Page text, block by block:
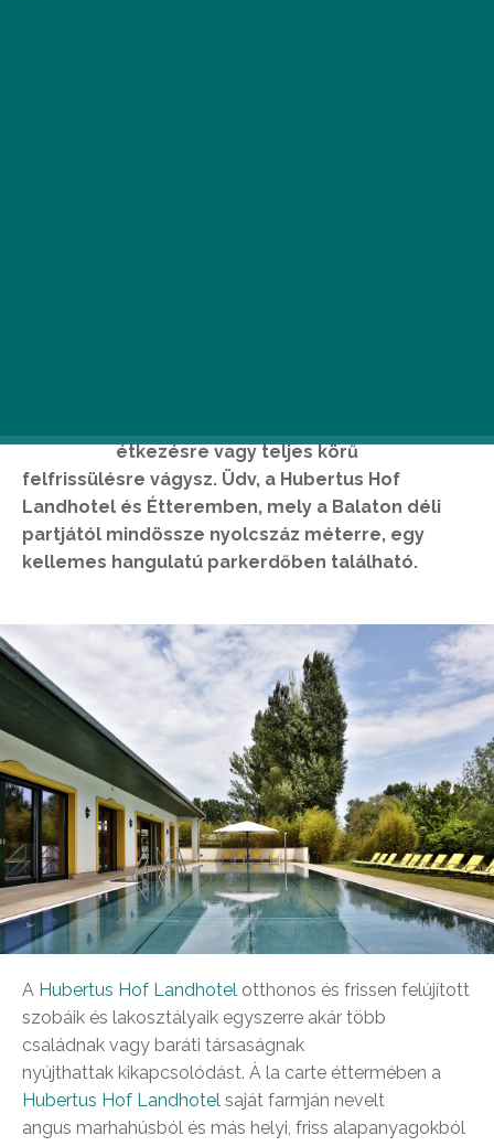
V
étkezésre vagy teljes körű
felfrissülésre vágysz. Üdv, a Hubertus Hof
Landhotel és Étteremben, mely a Balaton déli
partjától mindössze nyolcszáz méterre, egy
kellemes hangulatú parkerdőben található.
A Hubertus Hof Landhotel otthonos és frissen felújított
szobáik és lakosztályaik egyszerre akár több
családnak vagy baráti társaságnak
nyújthattak kikapcsolódást. À la carte éttermében a
Hubertus Hof Landhotel saját farmján nevelt
angus marhahúsból és más helyi, friss alapanyagokból